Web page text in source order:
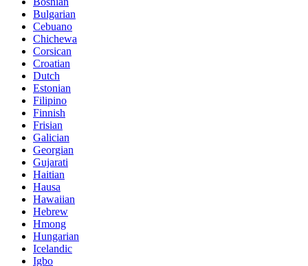
Bulgarian
Cebuano
Chichewa
Corsican
Croatian
Dutch
Estonian
Filipino
Finnish
Frisian
Galician
Georgian
Gujarati
Haitian
Hausa
Hawaiian
Hebrew
Hmong
Hungarian
Icelandic
Igbo